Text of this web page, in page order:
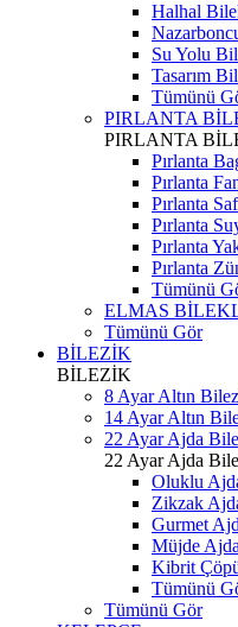
Halhal
Su Yolu
Tasarım
Tümünü
PIRLANTA
PIRLANTA
Pırlanta
Pırlanta
Pırlanta
Pırlanta
Pırlanta
Pırlanta
Tümünü
ELMAS
Tümünü Gör
BİLEZİK
BİLEZİK
8 Ayar Altın
14 Ayar Altın
22 Ayar Ajda
22 Ayar Ajda
Oluklu
Zikzak
Gurmet
Müjde
Kibrit
Tümünü
Tümünü Gör